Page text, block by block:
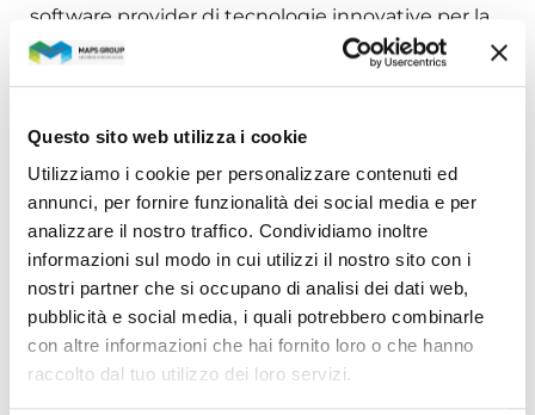
Questo sito web utilizza i cookie
Utilizziamo i cookie per personalizzare contenuti ed
annunci, per fornire funzionalità dei social media e per
analizzare il nostro traffico. Condividiamo inoltre
informazioni sul modo in cui utilizzi il nostro sito con i
nostri partner che si occupano di analisi dei dati web,
pubblicità e social media, i quali potrebbero combinarle
con altre informazioni che hai fornito loro o che hanno
raccolto dal tuo utilizzo dei loro servizi.
software provider di tecnologie innovative per la
gestione dei servizi sanitari. Le nostre linee di
offerta spaziano da soluzioni di Patient Journey,
System, conducendo le strutture sanitarie e
ospedaliere verso la Digital Transformation.
Crediamo nei vantaggi che la digitalizzazione può
portare alla sanità e ai servizi al cittadino. La nostra
attenzione a fornire solo l’eccellenza e la nostra
passione per l’innovazione ci ha permesso di
diventare un partner affidabile dei più importanti